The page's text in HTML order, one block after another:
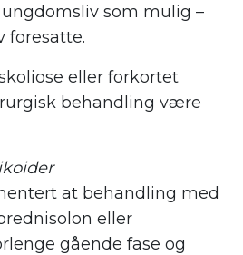
som mulig –
foresatte.
eller forkortet
behandling være
at behandling med
eller
gående fase og